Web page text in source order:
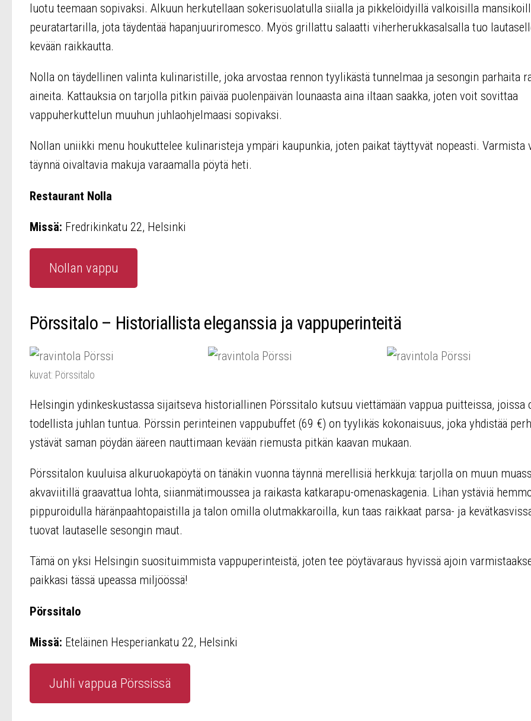
luotu teemaan sopivaksi. Alkuun herkutellaan sokerisuolatulla siialla ja pikkelöidyillä valkoisilla
peuratartarilla, jota täydentää hapanjuuriromesco. Myös grillattu salaatti viherherukkasalsalla tuo
kevään raikkautta.
Nolla on täydellinen valinta kulinaristille, joka arvostaa rennon tyylikästä tunnelmaa ja sesongin parhaita
aineita. Kattauksia on tarjolla pitkin päivää puolenpäivän lounaasta aina iltaan saakka, joten voit sovittaa
vappuherkuttelun muuhun juhlaohjelmaasi sopivaksi.
Nollan uniikki menu houkuttelee kulinaristeja ympäri kaupunkia, joten paikat täyttyvät nopeasti. Varmista
täynnä oivaltavia makuja varaamalla pöytä heti.
Restaurant Nolla
Missä: Fredrikinkatu 22, Helsinki
Nollan vappu
Pörssitalo – Historiallista eleganssia ja vappuperinteitä
kuvat: Pörssitalo
Helsingin ydinkeskustassa sijaitseva historiallinen Pörssitalo kutsuu viettämään vappua puitteissa, joissa
todellista juhlan tuntua. Pörssin perinteinen vappubuffet (69 €) on tyylikäs kokonaisuus, joka yhdistää
ystävät saman pöydän ääreen nauttimaan kevään riemusta pitkän kaavan mukaan.
Pörssitalon kuuluisa alkuruokapöytä on tänäkin vuonna täynnä merellisiä herkkuja: tarjolla on muun
akvaviitillä graavattua lohta, siianmätimoussea ja raikasta katkarapu-omenaskagenia. Lihan ystäviä
pippuroidulla häränpaahtopaistilla ja talon omilla olutmakkaroilla, kun taas raikkaat parsa- ja
tuovat lautaselle sesongin maut.
Tämä on yksi Helsingin suosituimmista vappuperinteistä, joten tee pöytävaraus hyvissä ajoin
paikkasi tässä upeassa miljöössä!
Pörssitalo
Missä: Eteläinen Hesperiankatu 22, Helsinki
Juhli vappua Pörssissä